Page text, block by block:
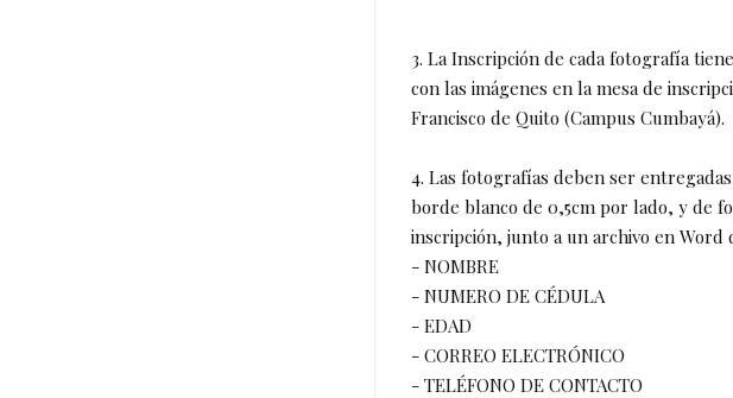
3. La Inscripción de cada fotografía
con las imágenes en la mesa de
Francisco de Quito (Campus Cumbayá).
4. Las fotografías deben ser
borde blanco de 0,5cm por lado, y de
inscripción, junto a un archivo en
- NOMBRE
- NUMERO DE CÉDULA
- EDAD
- CORREO ELECTRÓNICO
- TELÉFONO DE CONTACTO